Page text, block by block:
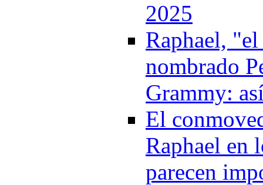
2025
Raphael,
nombrado
Grammy:
El
Raphael en
parecen